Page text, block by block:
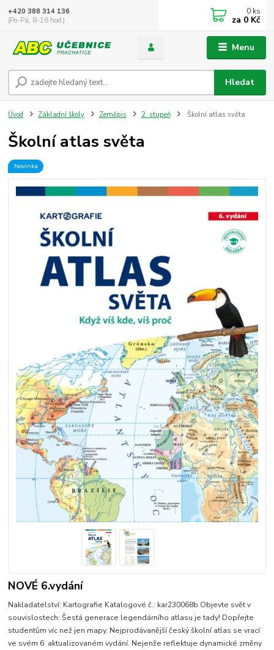
Menu
Hledat
+420 388 314 136
(Po-Pá, 8-16 hod.)
0 ks
za 0 Kč
Úvod Základní školy Zeměpis 2. stupeň Školní atlas světa
Školní atlas světa
Novinka
NOVÉ 6.vydání
Nakladatelství: Kartografie Katalogové č.: kar230068b Objevte svět v
souvislostech: Šestá generace legendárního atlasu je tady! Dopřejte
studentům víc než jen mapy. Nejprodávanější český školní atlas se vrací
ve svém 6. aktualizovaném vydání. Nejenže reflektuje dynamické změny